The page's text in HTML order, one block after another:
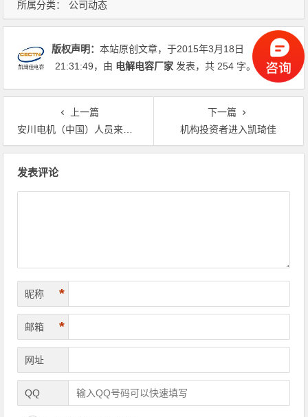
所属分类： 公司动态
版权声明：本站原创文章，于2015年3月18日
21:31:49，由 电解电容厂家 发表，共 254 字。
上一篇
安川电机（中国）人员来我司考察
下一篇
机构投资者进入凯琦佳
发表评论
昵称 *
邮箱 *
网址
QQ